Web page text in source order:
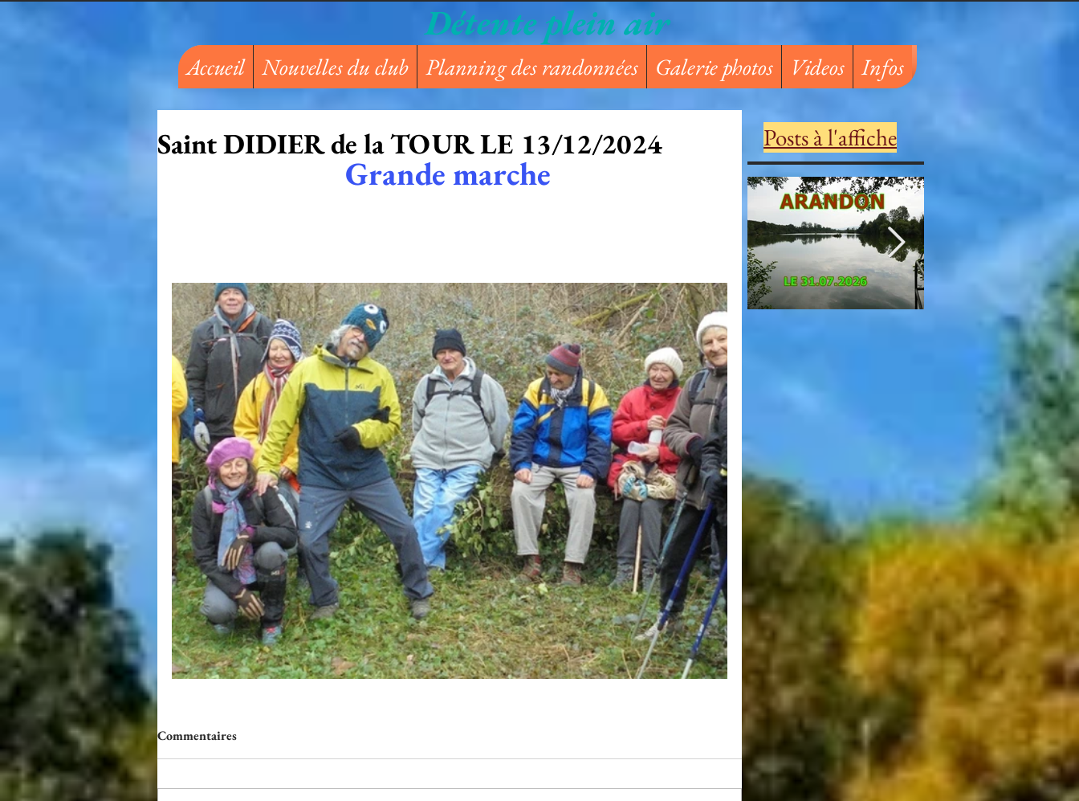
Détente plein air
Accueil Nouvelles du club Planning des randonnées Galerie photos Videos Infos
Saint DIDIER de la TOUR LE 13/12/2024
                        Grande marche
Commentaires
Posts à l'affiche
COL DE L'EPINE LE
17/07/2026